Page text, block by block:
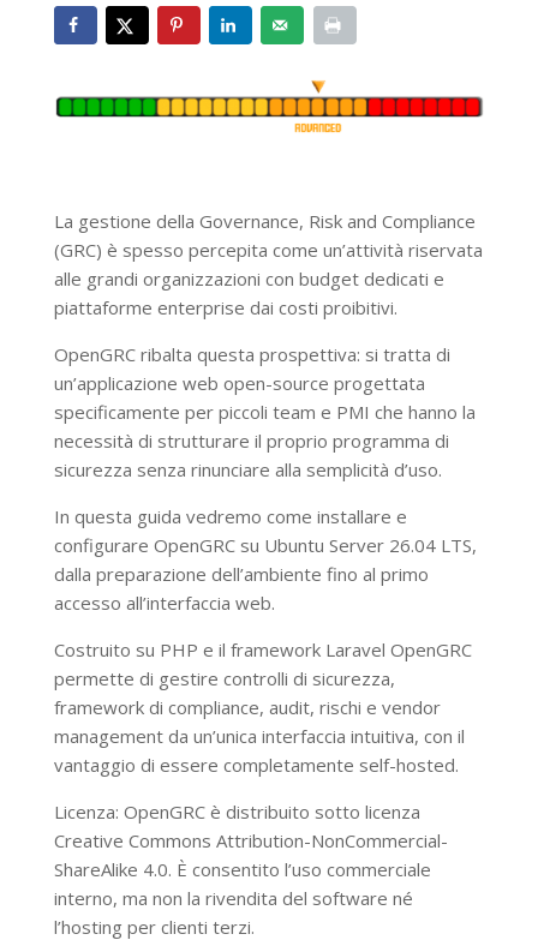
La gestione della Governance, Risk and Compliance
(GRC) è spesso percepita come un’attività riservata
alle grandi organizzazioni con budget dedicati e
piattaforme enterprise dai costi proibitivi.
OpenGRC ribalta questa prospettiva: si tratta di
un’applicazione web open-source progettata
specificamente per piccoli team e PMI che hanno la
necessità di strutturare il proprio programma di
sicurezza senza rinunciare alla semplicità d’uso.
In questa guida vedremo come installare e
configurare OpenGRC su Ubuntu Server 26.04 LTS,
dalla preparazione dell’ambiente fino al primo
accesso all’interfaccia web.
Costruito su PHP e il framework Laravel OpenGRC
permette di gestire controlli di sicurezza,
framework di compliance, audit, rischi e vendor
management da un’unica interfaccia intuitiva, con il
vantaggio di essere completamente self-hosted.
Licenza: OpenGRC è distribuito sotto licenza
Creative Commons Attribution-NonCommercial-
ShareAlike 4.0. È consentito l’uso commerciale
interno, ma non la rivendita del software né
l’hosting per clienti terzi.